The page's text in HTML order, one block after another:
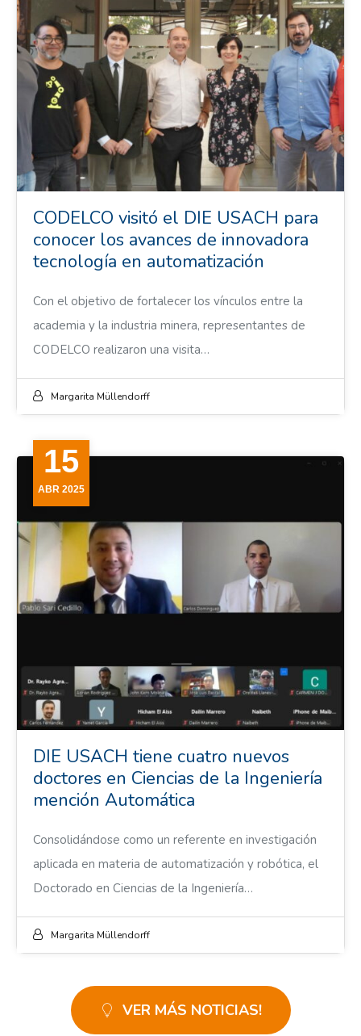
CODELCO visitó el DIE USACH para
conocer los avances de innovadora
tecnología en automatización
Con el objetivo de fortalecer los vínculos entre la
academia y la industria minera, representantes de
CODELCO realizaron una visita…
Margarita Müllendorff
15
ABR 2025
DIE USACH tiene cuatro nuevos
doctores en Ciencias de la Ingeniería
mención Automática
Consolidándose como un referente en investigación
aplicada en materia de automatización y robótica, el
Doctorado en Ciencias de la Ingeniería…
Margarita Müllendorff
VER MÁS NOTICIAS!